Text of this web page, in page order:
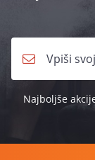
Najboljše